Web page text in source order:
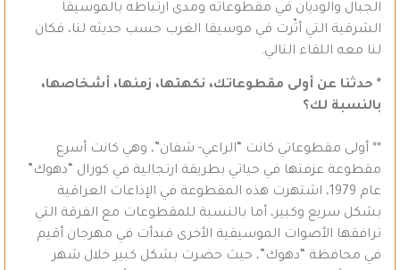
الجبال والوديان في مقطوعاته ومدى ارتباطه بالموسيقا
الشرقية التي أثّرت في موسيقا الغرب حسب حديثه لنا، فكان
لنا معه اللقاء التالي.
* حدثنا عن أولى مقطوعاتك، نكهتها، زمنها، أشخاصها،
بالنسبة لك؟
** أولى مقطوعاتي كانت “الراعي- شفان”، وهي كانت أسرع
مقطوعة عزفتها في حياتي بطريقة ارتجالية في كورال “دهوك”
عام 1979، اشتهرت هذه المقطوعة في الإذاعات العراقية
بشكل سريع وكبير، أما بالنسبة للمقطوعات مع الفرقة التي
ترافقها الأصوات الموسيقية الأخرى فبدأت في مهرجان أقيم
في محافظة “دهوك”، حيث حضرت بشكل كبير خلال شهر